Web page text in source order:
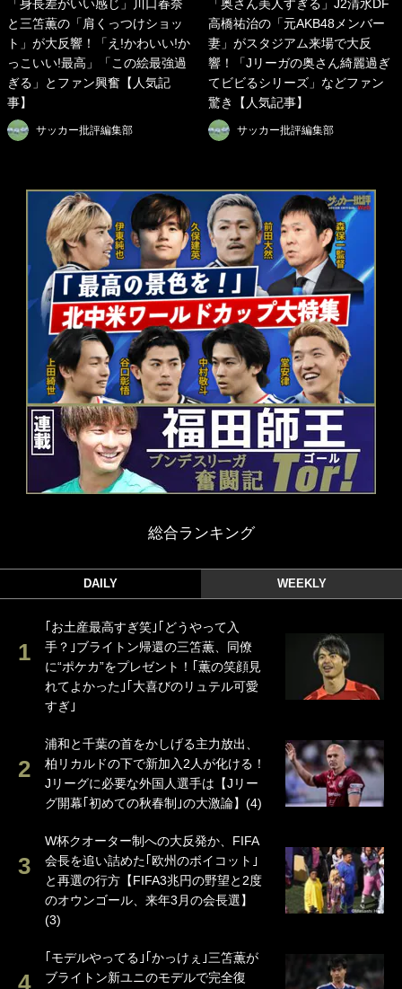
「身長差がいい感じ」川口春奈
と三笘薫の「肩くっつけショッ
ト」が大反響！「え!かわいい!か
っこいい!最高」「この絵最強過
ぎる」とファン興奮【人気記
事】
サッカー批評編集部
「奥さん美人すぎる」J2清水DF
高橋祐治の「元AKB48メンバー
妻」がスタジアム来場で大反
響！「Jリーガの奥さん綺麗過ぎ
てビビるシリーズ」などファン
驚き【人気記事】
サッカー批評編集部
総合ランキング
DAILY WEEKLY
｢お土産最高すぎ笑｣｢どうやって入
手？｣ブライトン帰還の三笘薫、同僚
に“ポケカ”をプレゼント！｢薫の笑顔見
れてよかった｣｢大喜びのリュテル可愛
すぎ｣
浦和と千葉の首をかしげる主力放出、
柏リカルドの下で新加入2人が化ける！
Jリーグに必要な外国人選手は【Jリー
グ開幕｢初めての秋春制｣の大激論】(4)
W杯クオーター制への大反発か、FIFA
会長を追い詰めた｢欧州のボイコット｣
と再選の行方【FIFA3兆円の野望と2度
のオウンゴール、来年3月の会長選】
(3)
｢モデルやってる｣｢かっけぇ｣三笘薫が
ブライトン新ユニのモデルで完全復